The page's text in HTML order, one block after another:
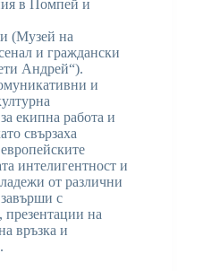
в Помпей и
(Музей на
и граждански
Андрей“).
и
екипна работа и
свързаха
интелигентност и
от различни
с
презентации на
връзка и